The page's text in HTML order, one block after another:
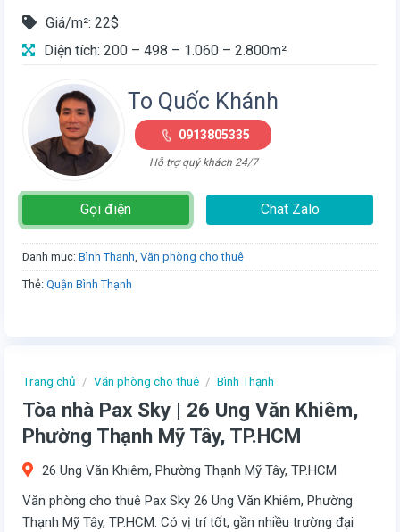
Trang chủ / Văn phòng cho thuê / Bình Thạnh
Tòa nhà Pax Sky | 26 Ung Văn Khiêm,
Phường Thạnh Mỹ Tây, TP.HCM
26 Ung Văn Khiêm, Phường Thạnh Mỹ Tây, TP.HCM
Văn phòng cho thuê Pax Sky 26 Ung Văn Khiêm, Phường
Thạnh Mỹ Tây, TP.HCM. Có vị trí tốt, gần nhiều trường đại
Giá/m²: 22$
Diện tích: 200 – 498 – 1.060 – 2.800m²
To Quốc Khánh
0913805335
Hỗ trợ quý khách 24/7
Gọi điện Chat Zalo
Danh mục: Bình Thạnh, Văn phòng cho thuê
Thẻ: Quận Bình Thạnh